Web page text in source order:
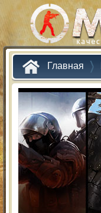
Главная